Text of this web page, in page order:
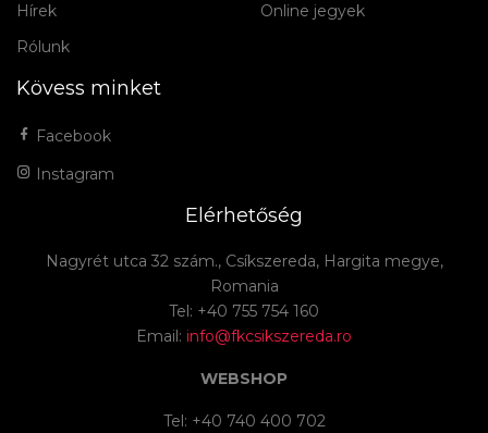
Hírek
Rólunk
Online jegyek
Kövess minket
Facebook
Instagram
Elérhetőség
Nagyrét utca 32 szám., Csíkszereda, Hargita megye,
Romania
Tel: +40 755 754 160
Email: info@fkcsikszereda.ro
WEBSHOP
Tel: +40 740 400 702